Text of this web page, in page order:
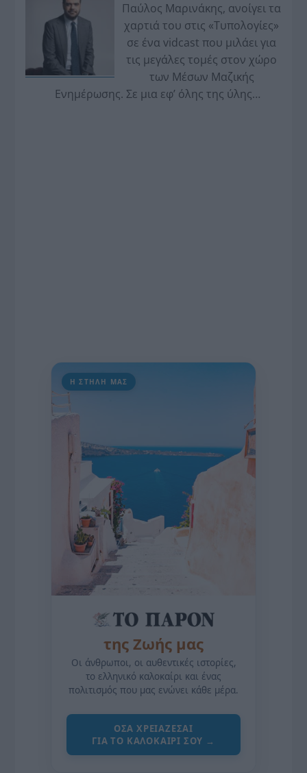
Παύλος Μαρινάκης, ανοίγει τα
χαρτιά του στις «Τυπολογίες»
σε ένα vidcast που μιλάει για
τις μεγάλες τομές στον χώρο
των Μέσων Μαζικής
Ενημέρωσης. Σε μια εφ’ όλης της ύλης
Η ΣΤΗΛΗ ΜΑΣ
της Ζωής μας
Οι άνθρωποι, οι αυθεντικές ιστορίες,
το ελληνικό καλοκαίρι και ένας
πολιτισμός που μας ενώνει κάθε μέρα.
ΌΣΑ ΧΡΕΙΆΖΕΣΑΙ
ΓΙΑ ΤΟ ΚΑΛΟΚΑΊΡΙ ΣΟΥ →